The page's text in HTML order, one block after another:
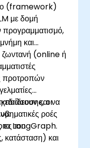
(framework)
με δομή
και
ζωντανή (online ή
προτροπών
και να
ροές
το LangGraph.
οι
του
και